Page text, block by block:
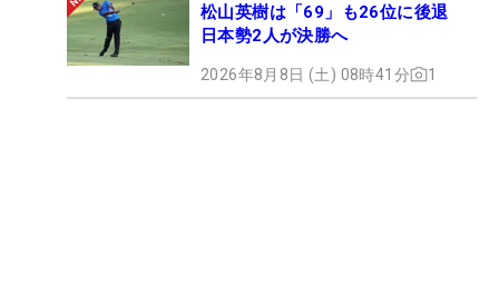
松山英樹は「69」も26位に後退
日本勢2人が決勝へ
2026年8月8日 (土) 08時41分 1